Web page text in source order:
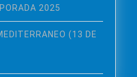
2025
(13 DE